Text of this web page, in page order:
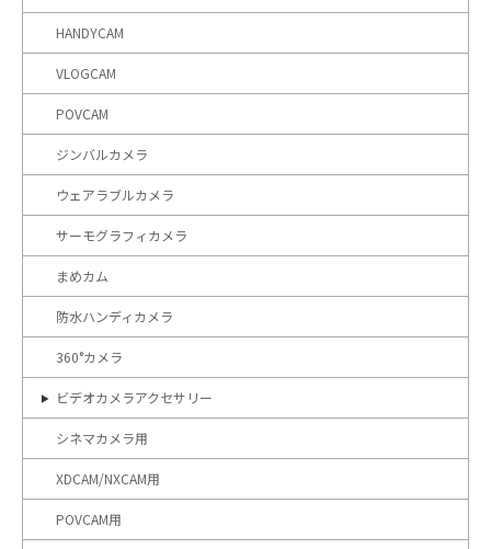
HANDYCAM
VLOGCAM
POVCAM
ジンバルカメラ
ウェアラブルカメラ
サーモグラフィカメラ
まめカム
防水ハンディカメラ
360°カメラ
ビデオカメラアクセサリー
シネマカメラ用
XDCAM/NXCAM用
POVCAM用